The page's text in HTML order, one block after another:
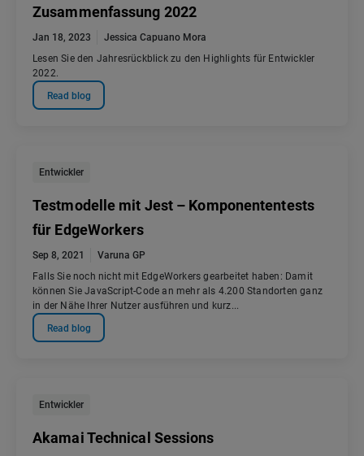
Zusammenfassung 2022
Jan 18, 2023
Jessica Capuano Mora
Lesen Sie den Jahresrückblick zu den Highlights für Entwickler
2022.
Read blog
Entwickler
Testmodelle mit Jest – Komponententests
für EdgeWorkers
Sep 8, 2021
Varuna GP
Falls Sie noch nicht mit EdgeWorkers gearbeitet haben: Damit
können Sie JavaScript-Code an mehr als 4.200 Standorten ganz
in der Nähe Ihrer Nutzer ausführen und kurz...
Read blog
Entwickler
Akamai Technical Sessions